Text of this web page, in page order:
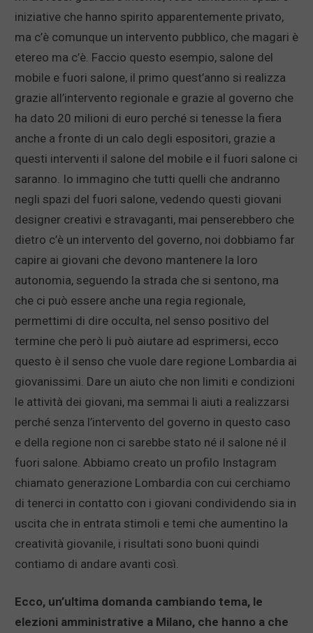
iniziative che hanno spirito apparentemente privato,
ma c’è comunque un intervento pubblico, che magari è
etereo ma c’è. Faccio questo esempio, salone del
mobile e fuori salone, il primo quest’anno si realizza
grazie all’intervento regionale e grazie al governo che
ha dato 20 milioni di euro perché si tenesse la fiera
anche a fronte di un calo degli espositori, grazie a
questi interventi il salone del mobile e il fuori salone ci
saranno. Io immagino che tutti quelli che andranno
negli spazi del fuori salone, vedendo questi giovani
designer creativi e stravaganti, mai penserebbero che
dietro c’è un intervento del governo, noi dobbiamo far
capire ai giovani che devono mantenere la loro
autonomia, seguendo la strada che si sentono, ma
che ci può essere anche una regia regionale,
permettimi di dire occulta, nel senso positivo del
termine che però li può aiutare ad esprimersi, ecco
questo è il senso che vuole dare regione Lombardia ai
giovanissimi. Dare un aiuto che non limiti e condizioni
le attività dei giovani, ma semmai li aiuti a realizzarsi
perché senza l’intervento del governo in questo caso
e della regione non ci sarebbe stato né il salone né il
fuori salone. Abbiamo creato un profilo Instagram
chiamato generazione Lombardia con cui cerchiamo
di tenerci in contatto con i giovani condividendo sia in
uscita che in entrata stimoli e temi che aumentino la
creatività giovanile, i risultati sono buoni quindi
contiamo di andare avanti così.
Ecco, un’ultima domanda cambiando tema, le
elezioni amministrative a Milano, che hanno a che